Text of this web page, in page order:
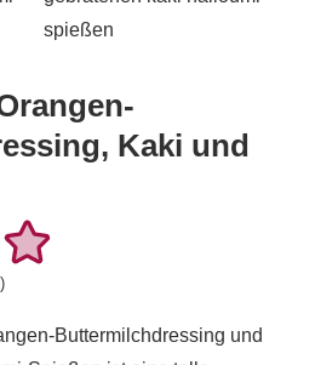
Kaki und
Buttermilchdressing und